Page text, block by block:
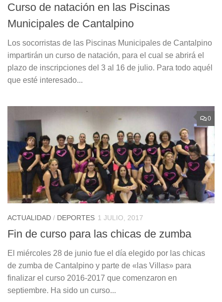
Curso de natación en las Piscinas
Municipales de Cantalpino
Los socorristas de las Piscinas Municipales de Cantalpino
impartirán un curso de natación, para el cual se abrirá el
plazo de inscripciones del 3 al 16 de julio. Para todo aquél
que esté interesado...
0
ACTUALIDAD / DEPORTES 1 JULIO, 2017
Fin de curso para las chicas de zumba
El miércoles 28 de junio fue el día elegido por las chicas
de zumba de Cantalpino y parte de «las Villas» para
finalizar el curso 2016-2017 que comenzaron en
septiembre. Ha sido un curso...